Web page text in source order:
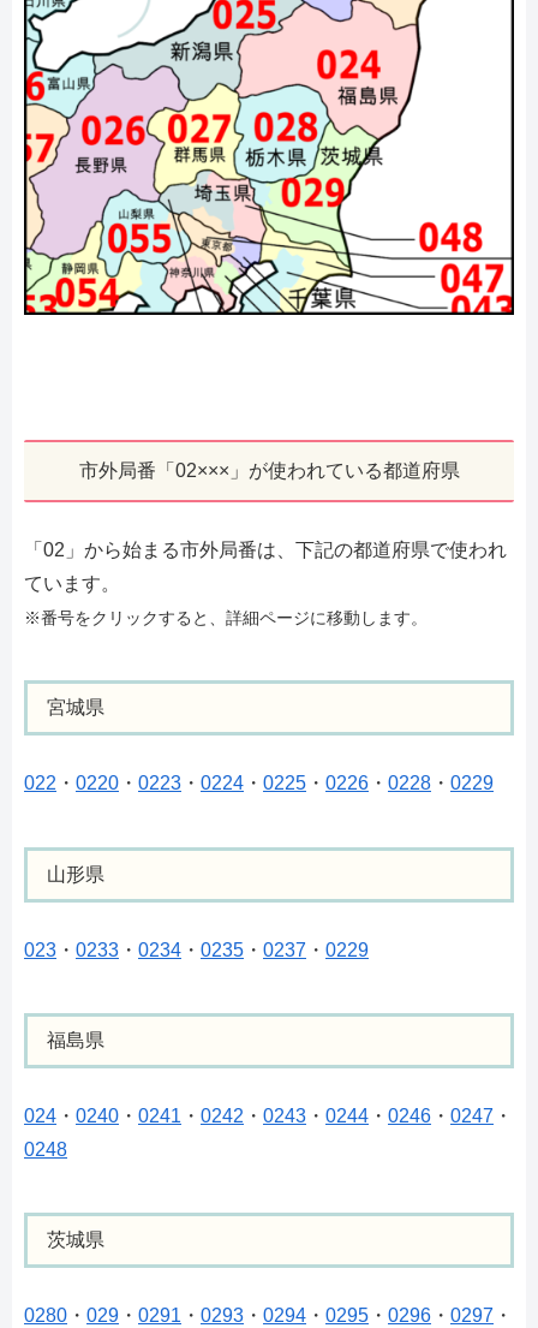
市外局番「02×××」が使われている都道府県
「02」から始まる市外局番は、下記の都道府県で使われ
ています。
※番号をクリックすると、詳細ページに移動します。
宮城県
022 ・ 0220 ・ 0223 ・ 0224 ・ 0225 ・ 0226 ・ 0228 ・ 0229
山形県
023 ・ 0233 ・ 0234 ・ 0235 ・ 0237 ・ 0229
福島県
024 ・ 0240 ・ 0241 ・ 0242 ・ 0243 ・ 0244 ・ 0246 ・ 0247 ・
0248
茨城県
0280 ・ 029 ・ 0291 ・ 0293 ・ 0294 ・ 0295 ・ 0296 ・ 0297 ・